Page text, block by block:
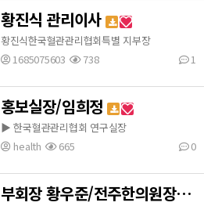
황진식 관리이사
황진식한국혈관관리협회특별 지부장
1685075603
738 1
홍보실장/임희정
▶ 한국혈관관리협회 연구실장
health
665 0
부회장 황우준/전주한의원장